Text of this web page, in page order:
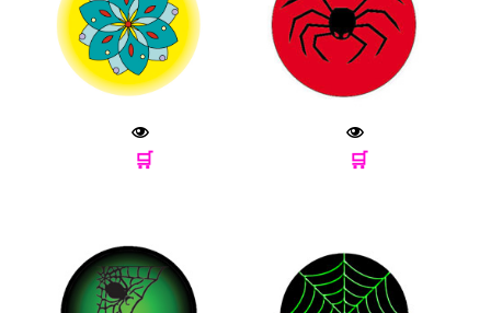
🛒 🛒